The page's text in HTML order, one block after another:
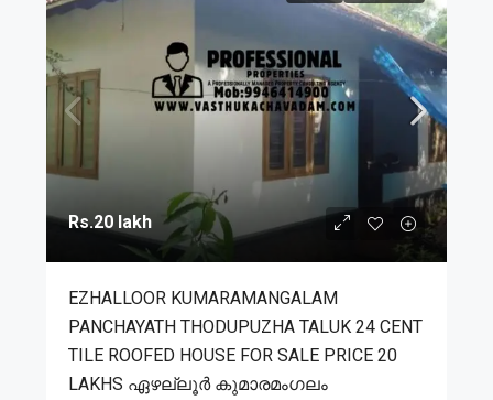
Rs.20 lakh
EZHALLOOR KUMARAMANGALAM
PANCHAYATH THODUPUZHA TALUK 24 CENT
TILE ROOFED HOUSE FOR SALE PRICE 20
LAKHS ഏഴല്ലൂർ കുമാരമംഗലം